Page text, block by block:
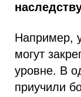
Например,
могут
уровне. В
приучили